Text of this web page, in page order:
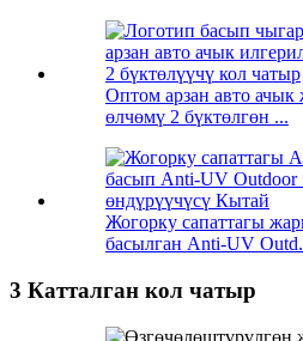
Оптом арзан авто
өлчөмү 2 бүктөлгөн ...
Жогорку сапаттагы
басылган Anti-UV
3 Катталган кол чатыр